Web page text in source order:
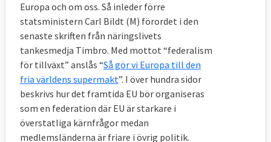
Europa och om oss. Så inleder förre
statsministern Carl Bildt (M) förordet i den
senaste skriften från näringslivets
tankesmedja Timbro. Med mottot “federalism
för tillväxt” anslås “Så gör vi Europa till den
fria världens supermakt”. I över hundra sidor
beskrivs hur det framtida EU bör organiseras
som en federation där EU är starkare i
överstatliga kärnfrågor medan
medlemsländerna är friare i övrig politik.